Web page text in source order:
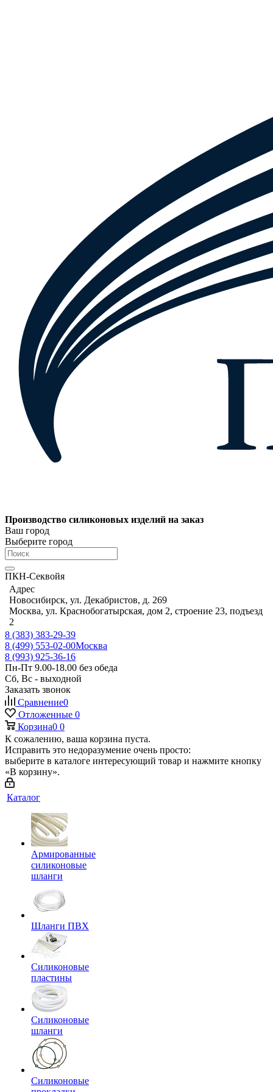
Производство силиконовых изделий на заказ
Ваш город
Выберите город
ПКН-Секвойя
Адрес
Новосибирск, ул. Декабристов, д. 269
Москва, ул. Краснобогатырская, дом 2, строение 23, подъезд
2
8 (383) 383-29-39
8 (499) 553-02-00Москва
8 (993) 925-36-16
Пн-Пт 9.00-18.00 без обеда
Сб, Вс - выходной
Заказать звонок
Сравнение0
Отложенные 0
Корзина0 0
К сожалению, ваша корзина пуста.
Исправить это недоразумение очень просто:
выберите в каталоге интересующий товар и нажмите кнопку
«В корзину».
Каталог
Армированные
силиконовые
шланги
Шланги ПВХ
Силиконовые
пластины
Силиконовые
шланги
Силиконовые